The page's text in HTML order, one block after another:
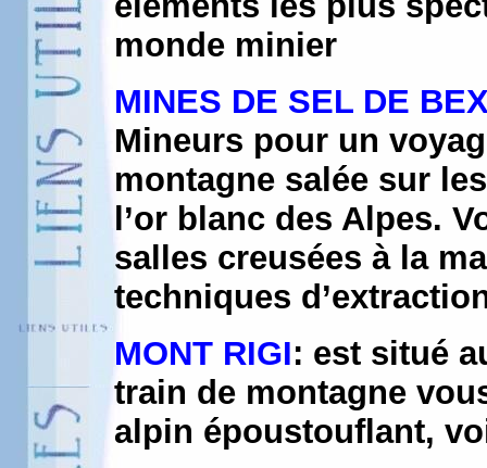
monde minier
MINES DE SEL DE
Mineurs pour un
montagne salée sur
l’or blanc des Alpes.
salles creusées à la
techniques
MONT RIGI: est situé
train de montagne
alpin époustouflant,